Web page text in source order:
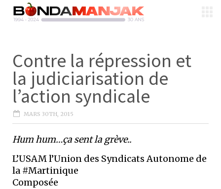
Contre la répression et
la judiciarisation de
l’action syndicale
MARS 30TH, 2015
Hum hum…ça sent la grève..
L’USAM l’Union des Syndicats Autonome de
la #Martinique
Composée